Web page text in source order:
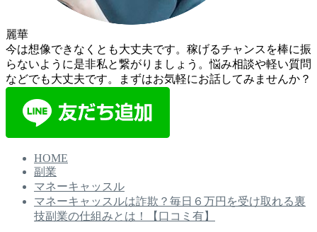
麗華
今は想像できなくとも大丈夫です。稼げるチャンスを棒に振
らないように是非私と繋がりましょう。悩み相談や軽い質問
などでも大丈夫です。まずはお気軽にお話してみませんか？
HOME
副業
マネーキャッスル
マネーキャッスルは詐欺？毎日６万円を受け取れる裏
技副業の仕組みとは！【口コミ有】